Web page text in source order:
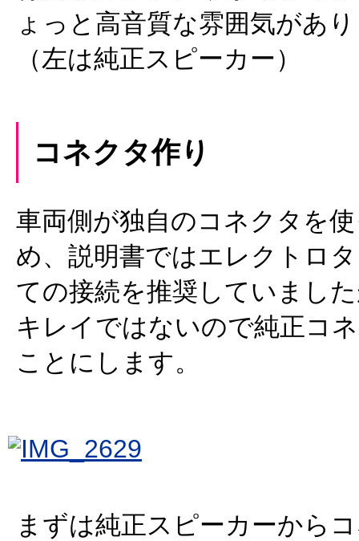
ょっと高音質な雰囲気があ
（左は純正スピーカー）
コネクタ作り
車両側が独自のコネクタを
め、説明書ではエレクトロ
ての接続を推奨していまし
キレイではないので純正コ
ことにします。
まずは純正スピーカーから